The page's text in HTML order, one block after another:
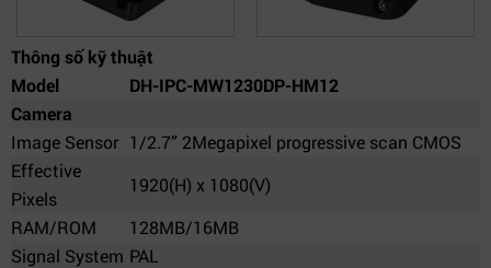
Thông số kỹ thuật
Model
DH-IPC-MW1230DP-HM12
Camera
Image Sensor 1/2.7” 2Megapixel progressive scan CMOS
Effective
Pixels
1920(H) x 1080(V)
RAM/ROM
128MB/16MB
Signal System PAL